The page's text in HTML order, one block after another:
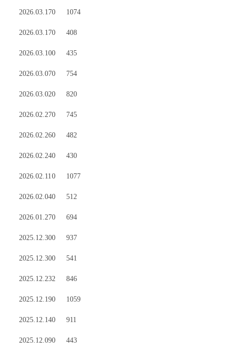
2026.03.170 1074
2026.03.170 408
2026.03.100 435
2026.03.070 754
2026.03.020 820
2026.02.270 745
2026.02.260 482
2026.02.240 430
2026.02.11 0 1077
2026.02.040 512
2026.01.270 694
2025.12.300 937
2025.12.300 541
2025.12.232 846
2025.12.190 1059
2025.12.140 911
2025.12.090 443